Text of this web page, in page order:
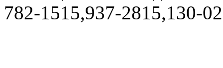
782-1515,937-2815,130-